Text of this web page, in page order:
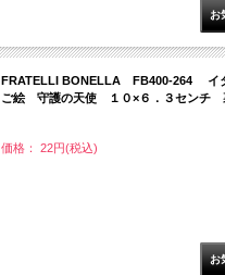
FRATELLI BONELLA FB400-264
ご絵 守護の天使 １０×６．３センチ
価格： 22円(税込)